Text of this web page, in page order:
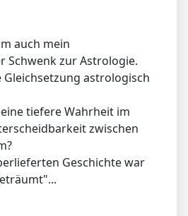
auch mein
Schwenk zur Astrologie.
astrologisch
tiefere Wahrheit im
zwischen
Geschichte war